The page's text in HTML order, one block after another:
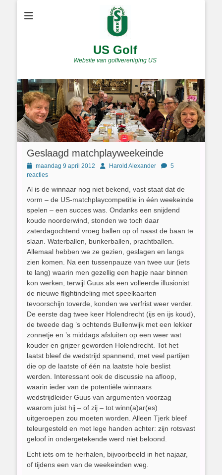
US Golf
Website van golfvereniging US
Geslaagd matchplayweekeinde
Geplaatst
op
maandag 9 april 2012 AuthorHarold Alexander
5
reacties
Al is de winnaar nog niet bekend, vast staat dat de
vorm – de US-matchplaycompetitie in één weekeinde
spelen – een succes was. Ondanks een snijdend
koude noorderwind, stonden we toch daar
zaterdagochtend vroeg ballen op of naast de baan te
slaan. Waterballen, bunkerballen, prachtballen.
Allemaal hebben we ze gezien, geslagen en langs
zien komen. Na een tussenpauze van twee uur (iets
te lang) waarin men gezellig een hapje naar binnen
kon werken, terwijl Guus als een volleerde illusionist
de nieuwe flightindeling met speelkaarten
tevoorschijn toverde, konden we verfrist weer verder.
De eerste dag twee keer Holendrecht (ijs en ijs koud),
de tweede dag ’s ochtends Bullenwijk met een lekker
zonnetje en ’s middags afsluiten op een weer wat
kouder en grijzer geworden Holendrecht. Tot het
laatst bleef de wedstrijd spannend, met veel partijen
die op de laatste of één na laatste hole beslist
werden. Interessant ook de discussie na afloop,
waarin ieder van de potentiële winnaars
wedstrijdleider Guus van argumenten voorzag
waarom juist hij – of zij – tot winn(a)ar(es)
uitgeroepen zou moeten worden. Alleen Tjerk bleef
teleurgesteld en met lege handen achter: zijn rotsvast
geloof in ondergetekende werd niet beloond.
Echt iets om te herhalen, bijvoorbeeld in het najaar,
of tijdens een van de weekeinden weg.